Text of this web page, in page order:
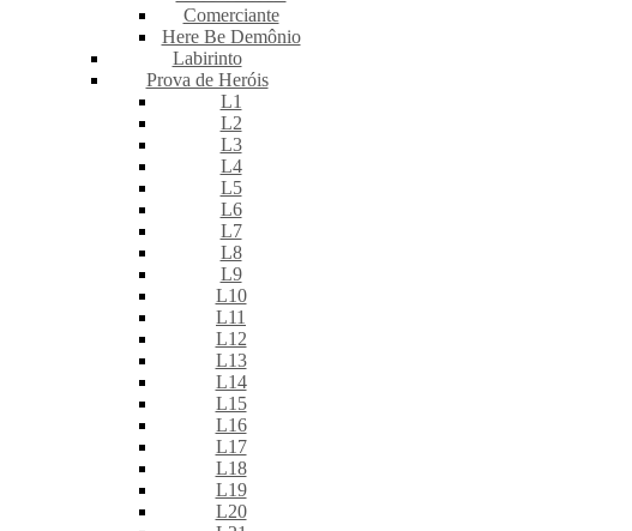
Comerciante
Here Be Demônio
Labirinto
Prova de Heróis
L1
L2
L3
L4
L5
L6
L7
L8
L9
L10
L11
L12
L13
L14
L15
L16
L17
L18
L19
L20